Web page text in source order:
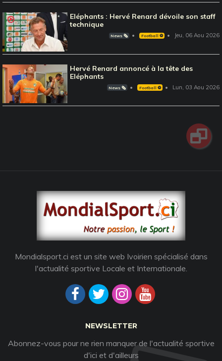
Eléphants : Hervé Renard dévoile son staff
technique
News 🗞️ Football ⚽️ Jeu, 06 Aou 2026
Hervé Renard annoncé à la tête des
Eléphants
News 🗞️ Football ⚽️ Lun, 03 Aou 2026
Mondialsport.ci est un site web Ivoirien spécialisé dans
l'actualité sportive Locale et Internationale.
NEWSLETTER
Abonnez-vous pour ne rien manquer de l'actualité sportive
d'ici et d'ailleurs